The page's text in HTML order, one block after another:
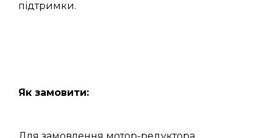
підтримки.
Як замовити: